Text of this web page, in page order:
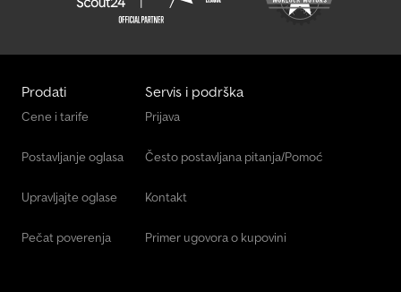
Prodati
Cene i tarife
Postavljanje oglasa
Upravljajte oglase
Pečat poverenja
Servis i podrška
Prijava
Često postavljana pitanja/Pomoć
Kontakt
Primer ugovora o kupovini